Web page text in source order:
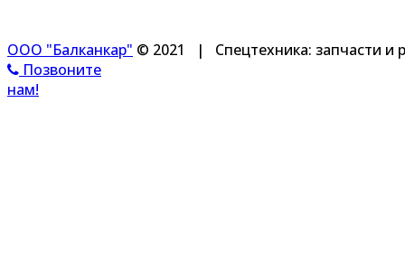
ООО "Балканкар" © 2021 | Спецтехника: запчасти и
Позвоните
нам!